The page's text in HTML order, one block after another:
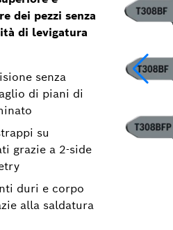
dei pezzi senza
di levigatura
senza
di piani di
su
grazie a 2-side
duri e corpo
alla saldatura